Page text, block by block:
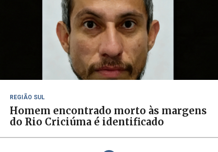
REGIÃO SUL
Homem encontrado morto às margens
do Rio Criciúma é identificado